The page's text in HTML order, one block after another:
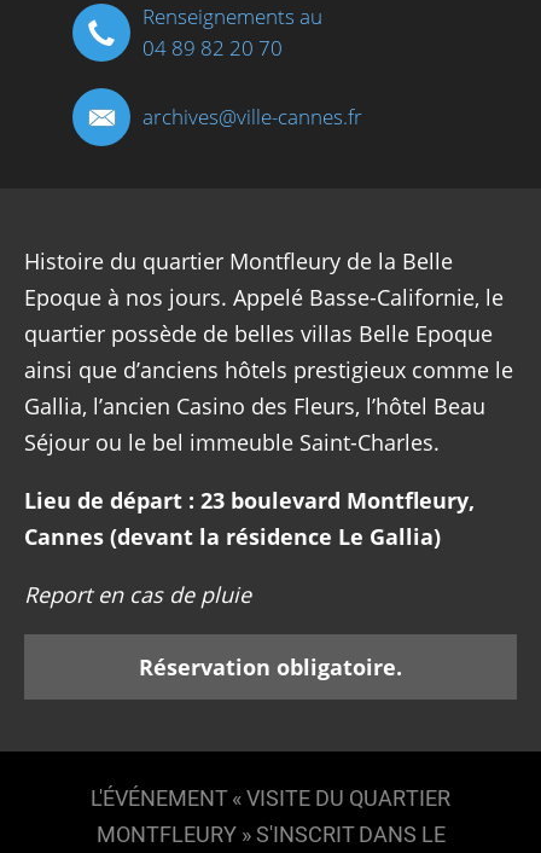
Renseignements au
04 89 82 20 70
archives@ville-cannes.fr
Histoire du quartier Montfleury de la Belle
Epoque à nos jours. Appelé Basse-Californie, le
quartier possède de belles villas Belle Epoque
ainsi que d’anciens hôtels prestigieux comme le
Gallia, l’ancien Casino des Fleurs, l’hôtel Beau
Séjour ou le bel immeuble Saint-Charles.
Lieu de départ : 23 boulevard Montfleury,
Cannes (devant la résidence Le Gallia)
Report en cas de pluie
Réservation obligatoire.
L'ÉVÉNEMENT « VISITE DU QUARTIER
MONTFLEURY » S'INSCRIT DANS LE